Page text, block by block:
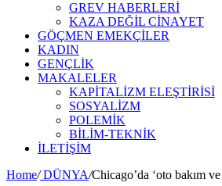
GREV HABERLERİ
KAZA DEĞİL CİNAYET
GÖÇMEN EMEKÇİLER
KADIN
GENÇLİK
MAKALELER
KAPİTALİZM ELEŞTİRİSİ
SOSYALİZM
POLEMİK
BİLİM-TEKNİK
ILETIŞIM
Home/DÜNYA/Chicago’da ‘oto bakım